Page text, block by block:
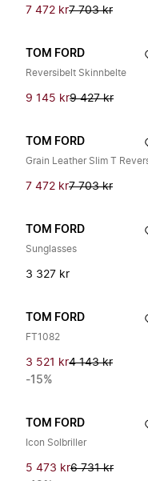
7 472 kr7 703 kr
TOM FORD
Reversibelt Skinnbelte
9 145 kr9 427 kr
TOM FORD
7 472 kr7 703 kr
TOM FORD
Sunglasses
3 327 kr
TOM FORD
FT1082
3 521 kr4 143 kr
-15%
TOM FORD
Icon Solbriller
5 473 kr6 731 kr